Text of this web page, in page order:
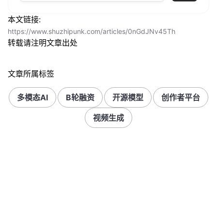
本文链接:
https://www.shuzhipunk.com/articles/0nGdJNv45Th
转载请注明文章出处
文章所属标签
多模态AI B轮融资 开源模型 创作者平台
视频生成